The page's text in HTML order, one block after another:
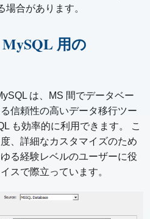
場合があります。
用の
は、MS 間でデータベー
信頼性の高いデータ移行ツー
も効率的に利用できます。 こ
、詳細なカスタマイズのため
る経験レベルのユーザーに役
スで際立っています。